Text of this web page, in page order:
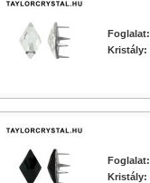
Foglalat:
Kristály:
Foglalat:
Kristály: